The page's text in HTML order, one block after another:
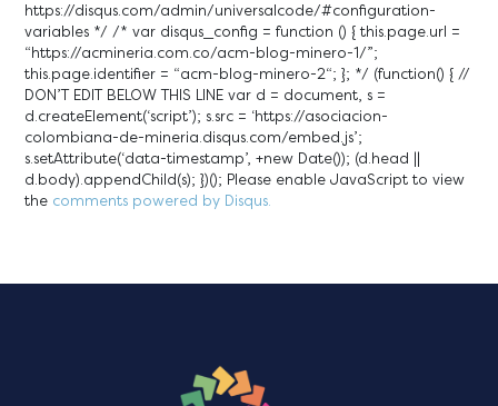
https://disqus.com/admin/universalcode/#configuration-
variables */ /* var disqus_config = function () { this.page.url =
“https://acmineria.com.co/acm-blog-minero-1/”;
this.page.identifier = “acm-blog-minero-2“; }; */ (function() { //
DON’T EDIT BELOW THIS LINE var d = document, s =
d.createElement(‘script’); s.src = ‘https://asociacion-
colombiana-de-mineria.disqus.com/embed.js’;
s.setAttribute(‘data-timestamp’, +new Date()); (d.head ||
d.body).appendChild(s); })(); Please enable JavaScript to view
the comments powered by Disqus.